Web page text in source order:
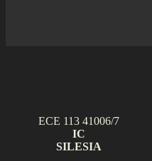
ECE 113 41006/7
IC
SILESIA